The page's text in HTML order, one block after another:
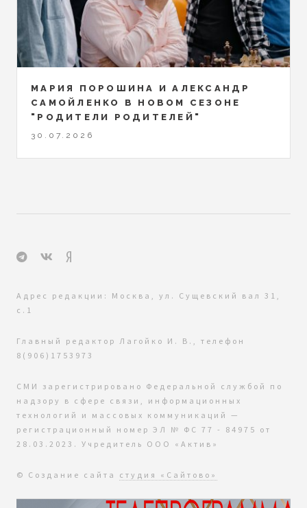
МАРИЯ ПОРОШИНА И АЛЕКСАНДР
САМОЙЛЕНКО В НОВОМ СЕЗОНЕ
"РОДИТЕЛИ РОДИТЕЛЕЙ"
30.07.2026
Адрес редакции: Москва, ул. Сущевский вал 31,
с.1
Главный редактор Лагойко И. В., телефон
8(906)1753973
СМИ зарегистрировано Федеральной службой по
надзору в сфере связи, информационных
технологий и массовых коммуникаций —
регистрационный номер ЭЛ № ФС 77 - 84975 от
28.03.2023. Учредитель ООО «Актив»
© Создание сайта студия «Сайтово»